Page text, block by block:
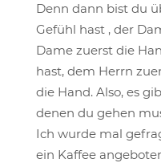
Denn dann bist du
Gefühl hast , der
Dame zuerst die
hast, dem Herrn
die Hand. Also, es
denen du gehen
Ich wurde mal
ein Kaffee